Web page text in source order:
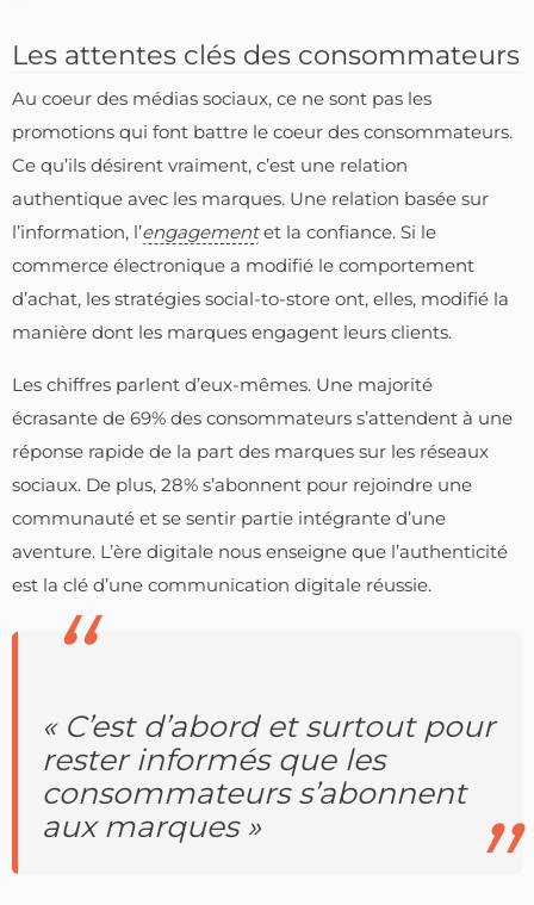
Les attentes clés des consommateurs
Au coeur des médias sociaux, ce ne sont pas les
promotions qui font battre le coeur des consommateurs.
Ce qu’ils désirent vraiment, c’est une relation
authentique avec les marques. Une relation basée sur
l’information, l’engagementet la confiance. Si le
commerce électronique a modifié le comportement
d’achat, les stratégies social-to-store ont, elles, modifié la
manière dont les marques engagent leurs clients.
Les chiffres parlent d’eux-mêmes. Une majorité
écrasante de 69% des consommateurs s’attendent à une
réponse rapide de la part des marques sur les réseaux
sociaux. De plus, 28% s’abonnent pour rejoindre une
communauté et se sentir partie intégrante d’une
aventure. L’ère digitale nous enseigne que l’authenticité
est la clé d’une communication digitale réussie.
« C’est d’abord et surtout pour
rester informés que les
consommateurs s’abonnent
aux marques »